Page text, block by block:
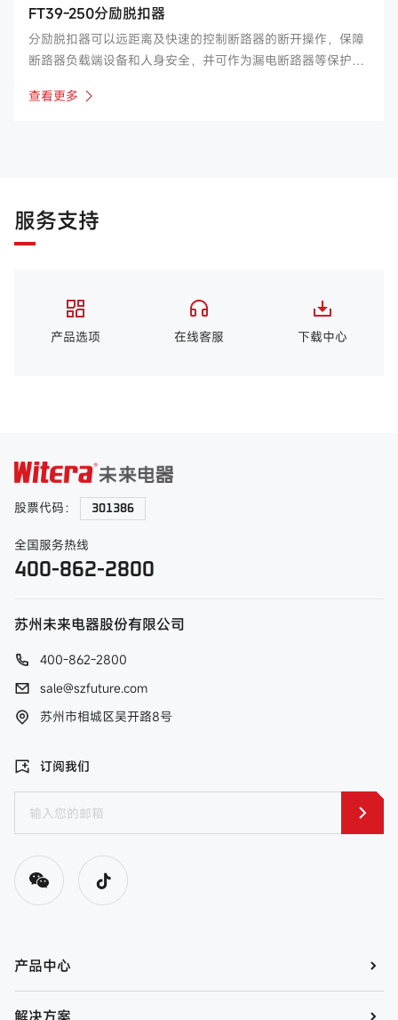
FT39-250分励脱扣器
分励脱扣器可以远距离及快速的控制断路器的断开操作，保障
断路器负载端设备和人身安全，并可作为漏电断路器等保护电
列，适用于如常开、正泰、良信、德力西、诺雅克等国内断路
查看更多
服务支持
产品选项 在线客服 下载中心
股票代码： 301386
全国服务热线
400-862-2800
产品中心
苏州未来电器股份有限公司
400-862-2800
sale@szfuture.com
苏州市相城区吴开路8号
订阅我们